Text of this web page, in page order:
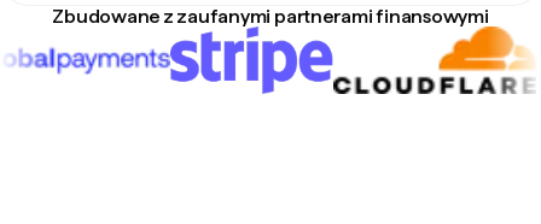
Zbudowane z zaufanymi partnerami finansowymi